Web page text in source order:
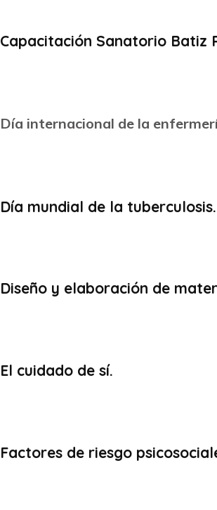
Capacitación Sanatorio Batiz
Día internacional de la
Día mundial de la tuberculosis.
Diseño y elaboración de
El cuidado de sí.
Factores de riesgo